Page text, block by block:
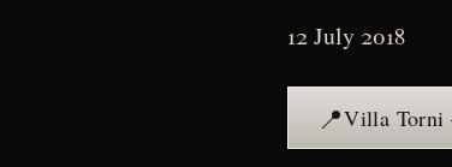
12 July 2018
📍Villa Torni